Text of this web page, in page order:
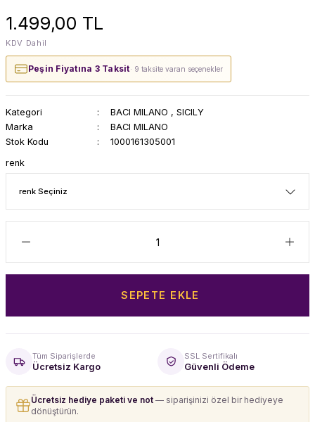
1.499,00 TL
KDV Dahil
Peşin Fiyatına 3 Taksit· 9 taksite varan seçenekler
Kategori BACI MILANO , SICILY
Marka
BACI MILANO
Stok Kodu
1000161305001
renk
SEPETE EKLE
Tüm Siparişlerde
Ücretsiz Kargo
SSL Sertifikalı
Güvenli Ödeme
Ücretsiz hediye paketi ve not — siparişinizi özel bir hediyeye
dönüştürün.